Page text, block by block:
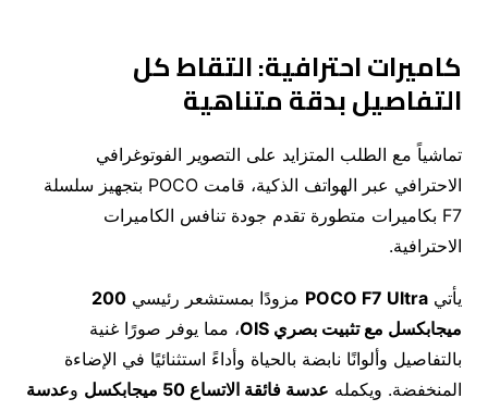
كاميرات احترافية: التقاط كل
التفاصيل بدقة متناهية
تماشياً مع الطلب المتزايد على التصوير الفوتوغرافي
الاحترافي عبر الهواتف الذكية، قامت POCO بتجهيز سلسلة
F7 بكاميرات متطورة تقدم جودة تنافس الكاميرات
الاحترافية.
يأتي POCO F7 Ultra مزودًا بمستشعر رئيسي 200
ميجابكسل مع تثبيت بصري
، مما يوفر صورًا غنية
بالتفاصيل وألوانًا نابضة بالحياة وأداءً استثنائيًا في الإضاءة
المنخفضة. ويكمله عدسة فائقة الاتساع 50 ميجابكسل وعدسة